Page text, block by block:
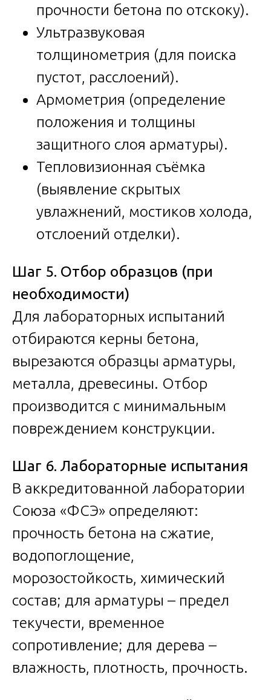
прочности бетона по отскоку).
Ультразвуковая
толщинометрия (для поиска
пустот, расслоений).
Армометрия (определение
положения и толщины
защитного слоя арматуры).
Тепловизионная съёмка
(выявление скрытых
увлажнений, мостиков холода,
отслоений отделки).
Шаг 5. Отбор образцов (при
необходимости)
Для лабораторных испытаний
отбираются керны бетона,
вырезаются образцы арматуры,
металла, древесины. Отбор
производится с минимальным
повреждением конструкции.
Шаг 6. Лабораторные испытания
В аккредитованной лаборатории
Союза «ФСЭ» определяют:
прочность бетона на сжатие,
водопоглощение,
морозостойкость, химический
состав; для арматуры – предел
текучести, временное
сопротивление; для дерева –
влажность, плотность, прочность.